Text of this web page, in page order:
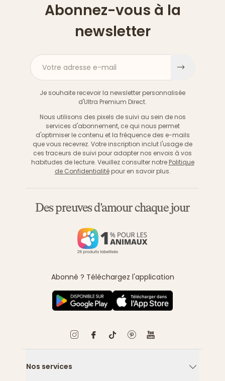
Abonnez-vous à la
newsletter
Votre adresse e-mail
Je souhaite recevoir la newsletter personnalisée
d'Ultra Premium Direct.
Nous utilisons des pixels de suivi au sein de nos
services d'abonnement, ce qui nous permet
d'optimiser le contenu et la fréquence des e-mails
que vous recevrez. Votre inscription inclut l'usage de
ces traceurs de suivi pour adapter nos envois à vos
habitudes de lecture. Veuillez consulter notre Politique
de Confidentialitépour en savoir plus.
Des preuves d'amour chaque jour
Abonné ? Téléchargez l'application
Nos services